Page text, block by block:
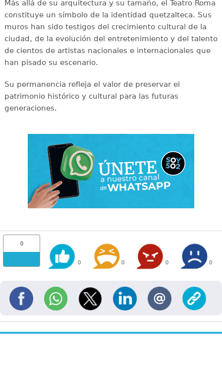
Más allá de su arquitectura y su tamaño, el Teatro Roma
constituye un símbolo de la identidad quetzalteca. Sus
muros han sido testigos del crecimiento cultural de la
ciudad, de la evolución del entretenimiento y del talento
de cientos de artistas nacionales e internacionales que
han pisado su escenario.
Su permanencia refleja el valor de preservar el
patrimonio histórico y cultural para las futuras
generaciones.
0
0 0 0 0